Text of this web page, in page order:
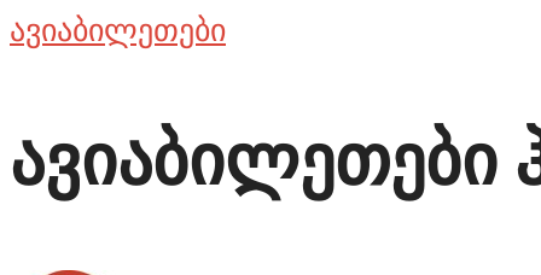
ავიაბილეთები
ავიაბილეთები